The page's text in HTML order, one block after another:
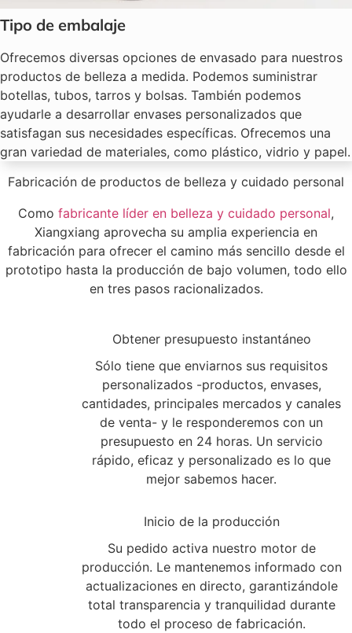
Tipo de embalaje
Ofrecemos diversas opciones de envasado para nuestros
productos de belleza a medida. Podemos suministrar
botellas, tubos, tarros y bolsas. También podemos
ayudarle a desarrollar envases personalizados que
satisfagan sus necesidades específicas. Ofrecemos una
gran variedad de materiales, como plástico, vidrio y papel.
Fabricación de productos de belleza y cuidado personal
Como fabricante líder en belleza y cuidado personal,
Xiangxiang aprovecha su amplia experiencia en
fabricación para ofrecer el camino más sencillo desde el
prototipo hasta la producción de bajo volumen, todo ello
en tres pasos racionalizados.
Obtener presupuesto instantáneo
Sólo tiene que enviarnos sus requisitos
personalizados -productos, envases,
cantidades, principales mercados y canales
de venta- y le responderemos con un
presupuesto en 24 horas. Un servicio
rápido, eficaz y personalizado es lo que
mejor sabemos hacer.
Inicio de la producción
Su pedido activa nuestro motor de
producción. Le mantenemos informado con
actualizaciones en directo, garantizándole
total transparencia y tranquilidad durante
todo el proceso de fabricación.